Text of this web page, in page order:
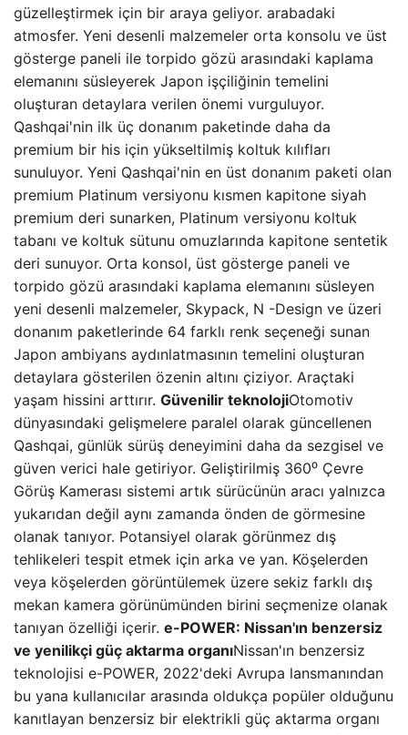
güzelleştirmek için bir araya geliyor. arabadaki
atmosfer. Yeni desenli malzemeler orta konsolu ve üst
gösterge paneli ile torpido gözü arasındaki kaplama
elemanını süsleyerek Japon işçiliğinin temelini
oluşturan detaylara verilen önemi vurguluyor.
Qashqai'nin ilk üç donanım paketinde daha da
premium bir his için yükseltilmiş koltuk kılıfları
sunuluyor. Yeni Qashqai'nin en üst donanım paketi olan
premium Platinum versiyonu kısmen kapitone siyah
premium deri sunarken, Platinum versiyonu koltuk
tabanı ve koltuk sütunu omuzlarında kapitone sentetik
deri sunuyor. Orta konsol, üst gösterge paneli ve
torpido gözü arasındaki kaplama elemanını süsleyen
yeni desenli malzemeler, Skypack, N -Design ve üzeri
donanım paketlerinde 64 farklı renk seçeneği sunan
Japon ambiyans aydınlatmasının temelini oluşturan
detaylara gösterilen özenin altını çiziyor. Araçtaki
yaşam hissini arttırır. Güvenilir teknolojiOtomotiv
dünyasındaki gelişmelere paralel olarak güncellenen
Qashqai, günlük sürüş deneyimini daha da sezgisel ve
güven verici hale getiriyor. Geliştirilmiş 360⁰ Çevre
Görüş Kamerası sistemi artık sürücünün aracı yalnızca
yukarıdan değil aynı zamanda önden de görmesine
olanak tanıyor. Potansiyel olarak görünmez dış
tehlikeleri tespit etmek için arka ve yan. Köşelerden
veya köşelerden görüntülemek üzere sekiz farklı dış
mekan kamera görünümünden birini seçmenize olanak
tanıyan özelliği içerir. e-POWER: Nissan'ın benzersiz
ve yenilikçi güç aktarma organıNissan'ın benzersiz
teknolojisi e-POWER, 2022'deki Avrupa lansmanından
bu yana kullanıcılar arasında oldukça popüler olduğunu
kanıtlayan benzersiz bir elektrikli güç aktarma organı